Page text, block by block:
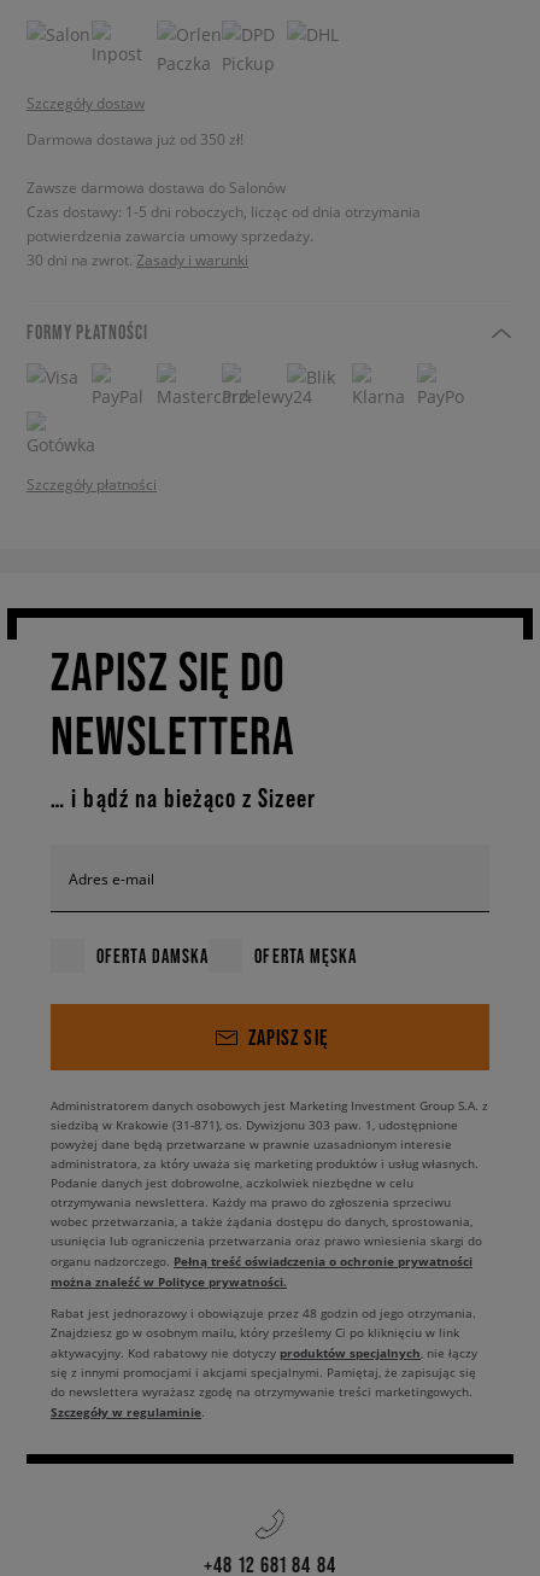
Szczegóły dostaw
Darmowa dostawa już od 350 zł!
Zawsze darmowa dostawa do Salonów
Czas dostawy: 1-5 dni roboczych, licząc od dnia otrzymania
potwierdzenia zawarcia umowy sprzedaży.
30 dni na zwrot. Zasady i warunki
FORMY PŁATNOŚCI
Szczegóły płatności
ZAPISZ SIĘ DO
NEWSLETTERA
… i bądź na bieżąco z Sizeer
Adres e-mail
OFERTA DAMSKA OFERTA MĘSKA
ZAPISZ SIĘ
Administratorem danych osobowych jest Marketing Investment Group S.A. z
siedzibą w Krakowie (31-871), os. Dywizjonu 303 paw. 1, udostępnione
powyżej dane będą przetwarzane w prawnie uzasadnionym interesie
administratora, za który uważa się marketing produktów i usług własnych.
Podanie danych jest dobrowolne, aczkolwiek niezbędne w celu
otrzymywania newslettera. Każdy ma prawo do zgłoszenia sprzeciwu
wobec przetwarzania, a także żądania dostępu do danych, sprostowania,
usunięcia lub ograniczenia przetwarzania oraz prawo wniesienia skargi do
organu nadzorczego. Pełną treść oświadczenia o ochronie prywatności
można znaleźć w Polityce prywatności.
Rabat jest jednorazowy i obowiązuje przez 48 godzin od jego otrzymania.
Znajdziesz go w osobnym mailu, który prześlemy Ci po kliknięciu w link
aktywacyjny. Kod rabatowy nie dotyczy produktów specjalnych, nie łączy
się z innymi promocjami i akcjami specjalnymi. Pamiętaj, że zapisując się
do newslettera wyrażasz zgodę na otrzymywanie treści marketingowych.
Szczegóły w regulaminie.
+48 12 681 84 84